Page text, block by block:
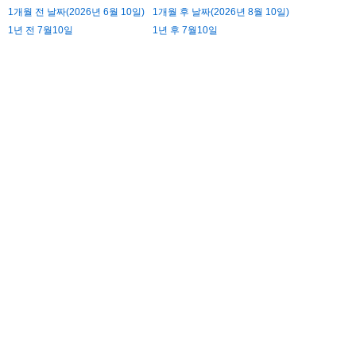
1개월 전 날짜(2026년 6월 10일)
1개월 후 날짜(2026년 8월 10일)
1년 전 7월10일
1년 후 7월10일